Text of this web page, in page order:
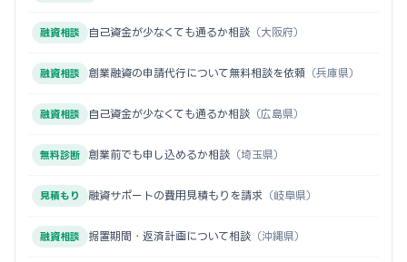
融資相談 自己資金が少なくても通るか相談 （大阪府）
融資相談 創業融資の申請代行について無料相談を依頼 （兵庫県）
融資相談 自己資金が少なくても通るか相談 （広島県）
無料診断 創業前でも申し込めるか相談 （埼玉県）
見積もり 融資サポートの費用見積もりを請求 （岐阜県）
融資相談 据置期間・返済計画について相談 （沖縄県）